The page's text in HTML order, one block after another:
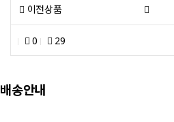
이전상품
0 29
배송안내